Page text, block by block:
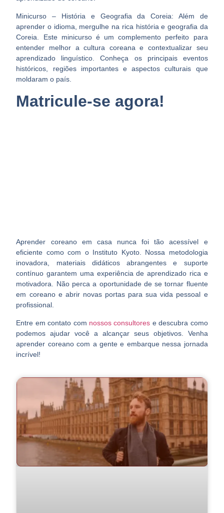
Minicurso – História e Geografia da Coreia: Além de
aprender o idioma, mergulhe na rica história e geografia da
Coreia. Este minicurso é um complemento perfeito para
entender melhor a cultura coreana e contextualizar seu
aprendizado linguístico. Conheça os principais eventos
históricos, regiões importantes e aspectos culturais que
moldaram o país.
Matricule-se agora!
Aprender coreano em casa nunca foi tão acessível e
eficiente como com o Instituto Kyoto. Nossa metodologia
inovadora, materiais didáticos abrangentes e suporte
contínuo garantem uma experiência de aprendizado rica e
motivadora. Não perca a oportunidade de se tornar fluente
em coreano e abrir novas portas para sua vida pessoal e
profissional.
Entre em contato com nossos consultores e descubra como
podemos ajudar você a alcançar seus objetivos. Venha
aprender coreano com a gente e embarque nessa jornada
incrível!